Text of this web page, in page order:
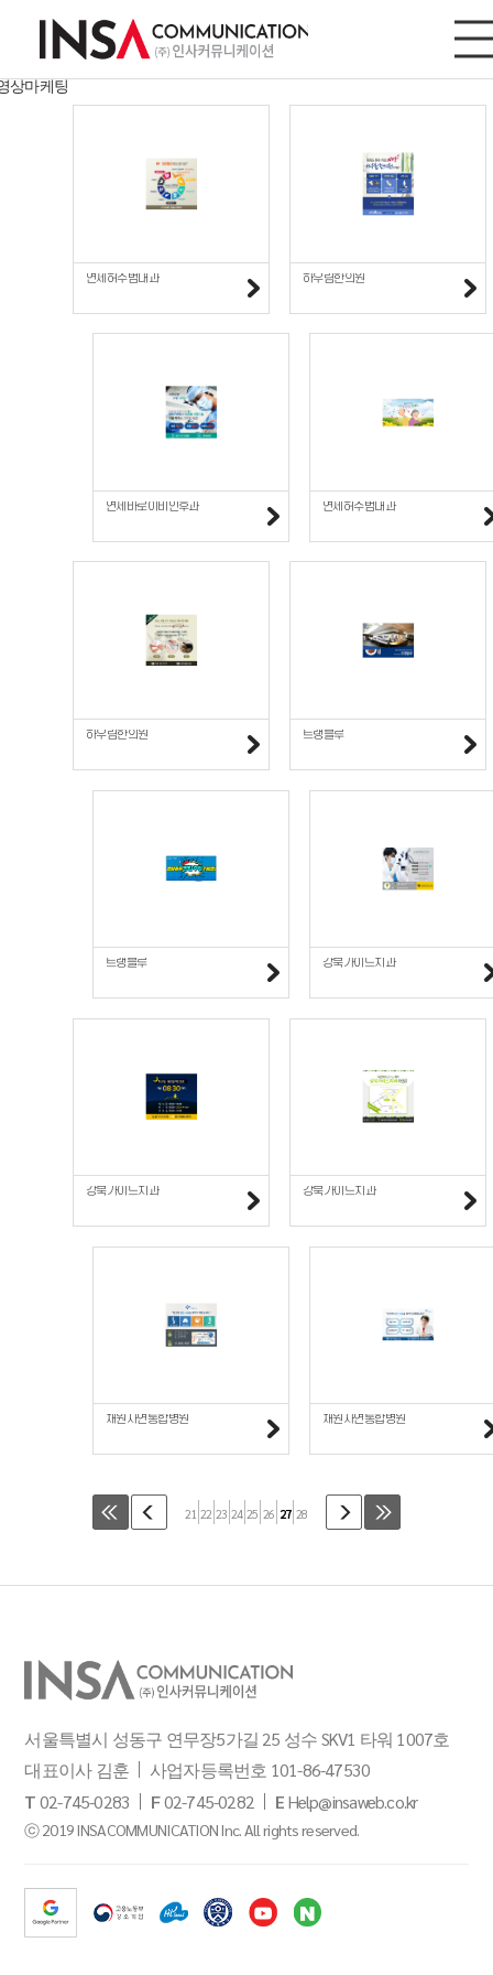
디지털마케팅
이트/모바일
디지털마케팅
상마케팅
연세허수범내과 하우림한의원
연세바로이비인후과 연세허수범내과
하우림한의원 트랭블루
트랭블루 강북가이드치과
강북가이드치과 강북가이드치과
채원자연통합병원 채원자연통합병원
21 22 23 24 25 26 27 28
서울특별시 성동구 연무장5가길 25 성수 SKV1 타워 1007호
대표이사 김훈
사업자등록번호 101-86-47530
T02-745-0283 F02-745-0282 EHelp@insaweb.co.kr
ⓒ 2019 INSACOMMUNICATION Inc. All rights reserved.